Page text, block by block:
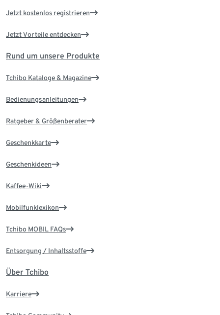
Jetzt kostenlos registrieren
Jetzt Vorteile entdecken
Rund um unsere Produkte
Tchibo Kataloge & Magazine
Bedienungsanleitungen
Ratgeber & Größenberater
Geschenkkarte
Geschenkideen
Kaffee-Wiki
Mobilfunklexikon
Tchibo MOBIL FAQs
Entsorgung / Inhaltsstoffe
Über Tchibo
Karriere